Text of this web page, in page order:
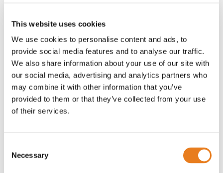
This website uses cookies
We use cookies to personalise content and ads, to
provide social media features and to analyse our traffic.
We also share information about your use of our site with
our social media, advertising and analytics partners who
may combine it with other information that you’ve
provided to them or that they’ve collected from your use
of their services.
Selection
Necessary